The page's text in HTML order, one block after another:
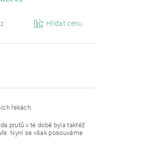
Hlídat cenu
řekách.
prutů v té době byla taktéž
Nyní se však posouváme